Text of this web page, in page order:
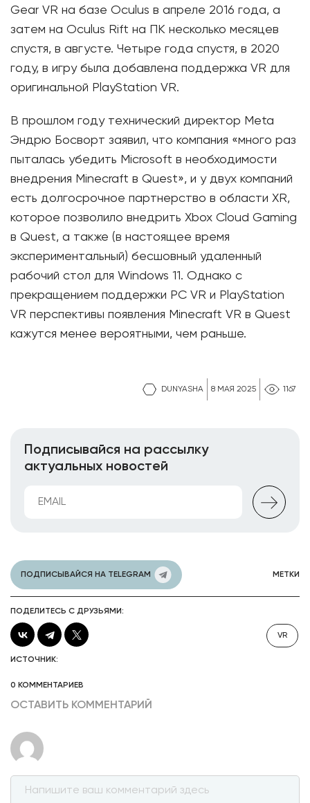
DUNYASHA 8 МАЯ 2025 1167
Gear VR на базе Oculus в апреле 2016 года, а
затем на Oculus Rift на ПК несколько месяцев
спустя, в августе. Четыре года спустя, в 2020
году, в игру была добавлена ​​поддержка VR для
оригинальной PlayStation VR.
В прошлом году технический директор Meta
Эндрю Босворт заявил, что компания «много раз
пыталась убедить Microsoft в необходимости
внедрения Minecraft в Quest», и у двух компаний
есть долгосрочное партнерство в области XR,
которое позволило внедрить Xbox Cloud Gaming
в Quest, а также (в настоящее время
экспериментальный) бесшовный удаленный
рабочий стол для Windows 11. Однако с
прекращением поддержки PC VR и PlayStation
VR перспективы появления Minecraft VR в Quest
кажутся менее вероятными, чем раньше.
Подписывайся на рассылку
актуальных новостей
ПОДПИСЫВАЙСЯ НА TELEGRAM МЕТКИ
ПОДЕЛИТЕСЬ С ДРУЗЬЯМИ:
VR
ИСТОЧНИК:
0 КОММЕНТАРИЕВ
ОСТАВИТЬ КОММЕНТАРИЙ